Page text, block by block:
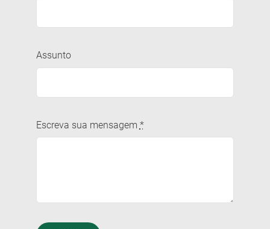
Assunto
Escreva sua mensagem *